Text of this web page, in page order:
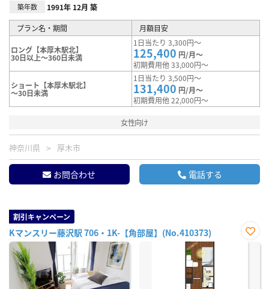
築年数 1991年 12月 築
プラン名・期間 月額目安
ロング【本厚木駅北】
30日以上～360日未満
1日当たり 3,300円～
125,400 円/月～
初期費用他 33,000円～
ショート【本厚木駅北】
～30日未満
1日当たり 3,500円～
131,400 円/月～
初期費用他 22,000円～
女性向け
神奈川県 厚木市
お問合わせ 電話する
割引キャンペーン
Kマンスリー藤沢駅 706・1K-【角部屋】(No.410373)
お気